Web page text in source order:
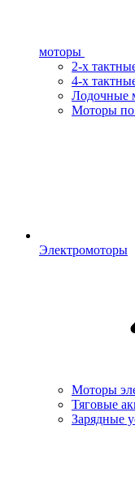
моторы
2-х
4-х
Лодочные
Моторы по
Электромоторы
Моторы
Тяговые
Зарядные